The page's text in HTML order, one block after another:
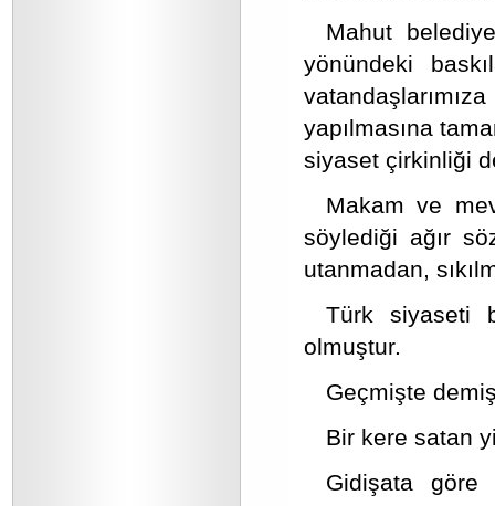
Mahut belediye
yönündeki
yapılmasına
siyaset çirkinliği
Makam ve
söylediği ağır
utanmadan,
Türk siyaseti
olmuştur.
Geçmişte
Bir kere satan
Gidişata göre